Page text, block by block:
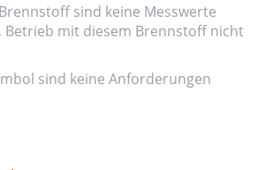
sind keine Messwerte
Betrieb mit diesem Brennstoff nicht
sind keine Anforderungen